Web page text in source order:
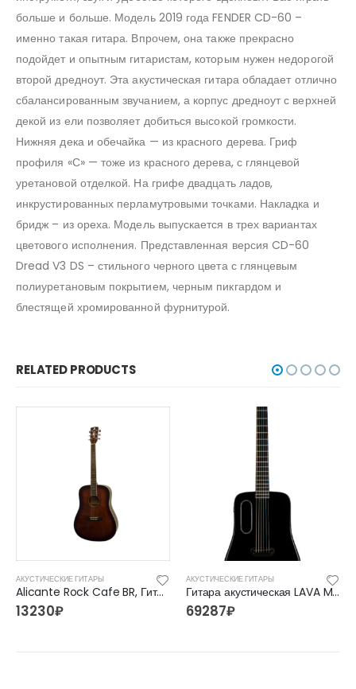
больше и больше. Модель 2019 года FENDER CD-60 –
именно такая гитара. Впрочем, она также прекрасно
подойдет и опытным гитаристам, которым нужен недорогой
второй дредноут. Эта акустическая гитара обладает отлично
сбалансированным звучанием, а корпус дредноут с верхней
декой из ели позволяет добиться высокой громкости.
Нижняя дека и обечайка — из красного дерева. Гриф
профиля «С» — тоже из красного дерева, с глянцевой
уретановой отделкой. На грифе двадцать ладов,
инкрустированных перламутровыми точками. Накладка и
бридж – из ореха. Модель выпускается в трех вариантах
цветового исполнения. Представленная версия CD-60
Dread V3 DS – стильного черного цвета с глянцевым
полиуретановым покрытием, черным пикгардом и
блестящей хромированной фурнитурой.
RELATED PRODUCTS
АКУСТИЧЕСКИЕ ГИТАРЫ
Alicante Rock Cafe BR, Гитара акустическая
13230₽
АКУСТИЧЕСКИЕ ГИТАРЫ
Гитара акустическая LAVA ME-2 BK
69287₽